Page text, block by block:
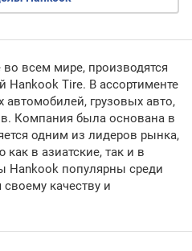
всем мире, производятся
Tire. В ассортименте
грузовых авто,
Компания была основана в
одним из лидеров рынка,
в азиатские, так и в
Hankook популярны среди
качеству и